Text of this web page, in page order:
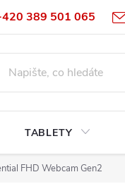
389 501 065
TABLETY
FHD Webcam Gen2